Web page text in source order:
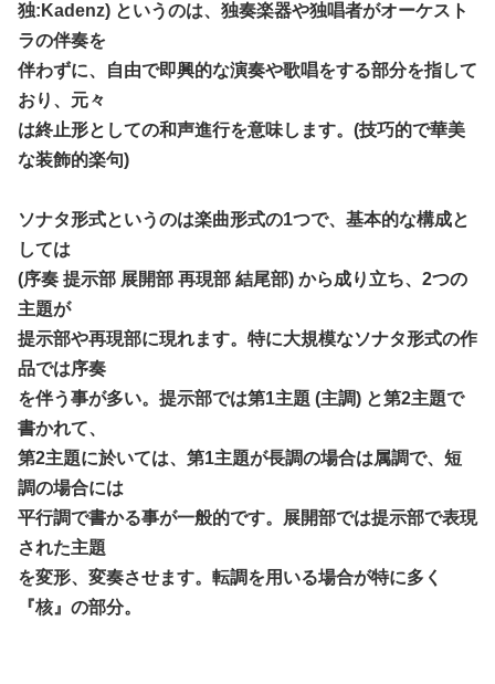
独:Kadenz) というのは、独奏楽器や独唱者がオーケスト
ラの伴奏を
伴わずに、自由で即興的な演奏や歌唱をする部分を指して
おり、元々
は終止形としての和声進行を意味します。(技巧的で華美
な装飾的楽句)
ソナタ形式というのは楽曲形式の1つで、基本的な構成と
しては
(序奏 提示部 展開部 再現部 結尾部) から成り立ち、2つの
主題が
提示部や再現部に現れます。特に大規模なソナタ形式の作
品では序奏
を伴う事が多い。提示部では第1主題 (主調) と第2主題で
書かれて、
第2主題に於いては、第1主題が長調の場合は属調で、短
調の場合には
平行調で書かる事が一般的です。展開部では提示部で表現
された主題
を変形、変奏させます。転調を用いる場合が特に多く
『核』の部分。